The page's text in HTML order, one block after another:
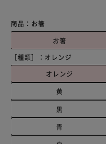
商品： お箸
お箸
［種類］： オレンジ
オレンジ
黄
黒
青